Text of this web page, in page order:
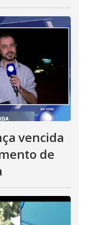
vencida
de